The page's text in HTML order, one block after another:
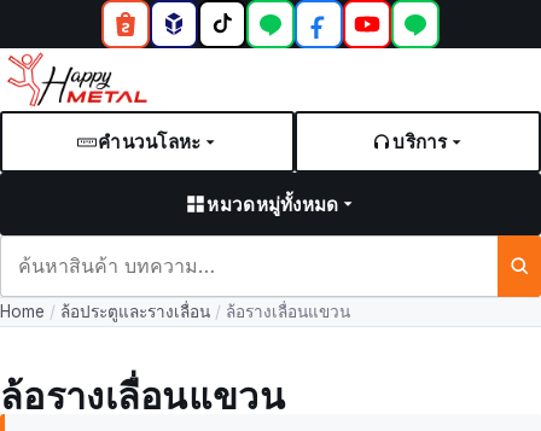
คำนวนโลหะ บริการ
หมวดหมู่ทั้งหมด
และ
Home / ล้อประตูและรางเลื่อน / ล้อรางเลื่อนแขวน
ล้อรางเลื่อนแขวน